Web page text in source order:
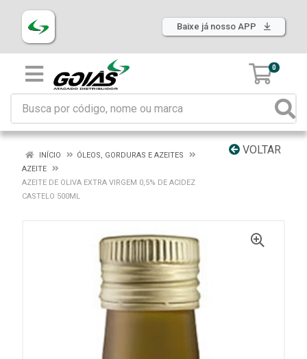
Baixe já nosso APP
0
VOLTAR
INÍCIO
ÓLEOS, GORDURAS E AZEITES
AZEITE
AZEITE DE OLIVA EXTRA VIRGEM 0,5% DE ACIDEZ
CASTELO 500ML